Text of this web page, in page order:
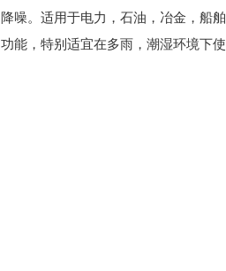
降噪。适用于电力，石油，冶金，船
功能，特别适宜在多雨，潮湿环境下